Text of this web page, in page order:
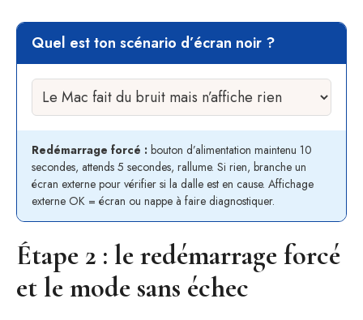
Quel est ton scénario d’écran noir ?
Redémarrage forcé : bouton d’alimentation maintenu 10
secondes, attends 5 secondes, rallume. Si rien, branche un
écran externe pour vérifier si la dalle est en cause. Affichage
externe OK = écran ou nappe à faire diagnostiquer.
Étape 2 : le redémarrage forcé
et le mode sans échec